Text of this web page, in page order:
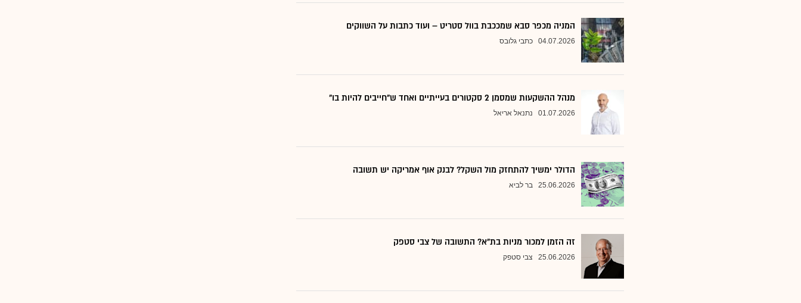
המניה מכפר סבא שמככבת בוול סטריט – ועוד כתבות על השווקים
04.07.2026 כתבי גלובס
מנהל ההשקעות שמסמן 2 סקטורים בעייתיים ואחד ש"חייבים להיות בו"
01.07.2026 נתנאל אריאל
הדולר ימשיך להתחזק מול השקל? לבנק אוף אמריקה יש תשובה
25.06.2026 בר לביא
זה הזמן למכור מניות בת"א? התשובה של צבי סטפק
25.06.2026 צבי סטפק